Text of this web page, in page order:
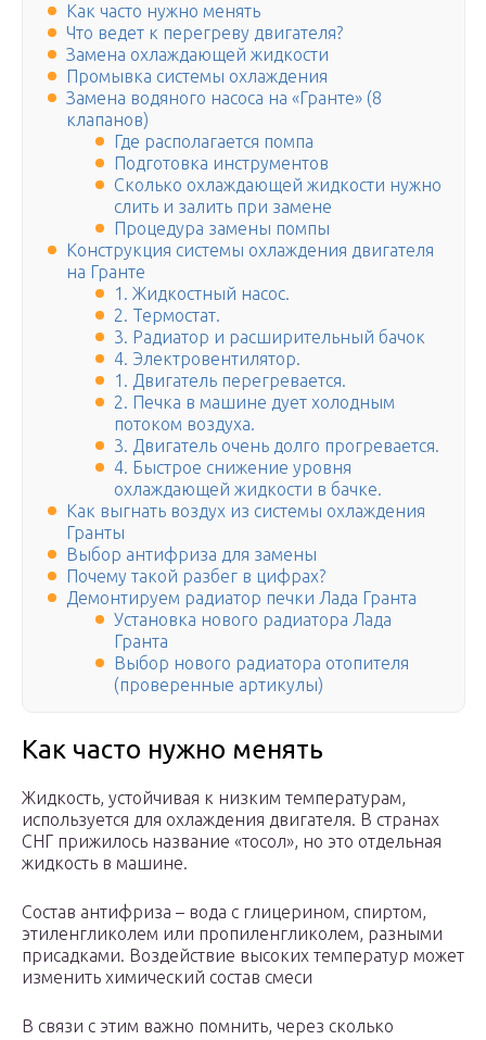
Как часто нужно менять
Что ведет к перегреву двигателя?
Замена охлаждающей жидкости
Промывка системы охлаждения
Замена водяного насоса на «Гранте» (8
клапанов)
Где располагается помпа
Подготовка инструментов
Сколько охлаждающей жидкости нужно
слить и залить при замене
Процедура замены помпы
Конструкция системы охлаждения двигателя
на Гранте
1. Жидкостный насос.
2. Термостат.
3. Радиатор и расширительный бачок
4. Электровентилятор.
1. Двигатель перегревается.
2. Печка в машине дует холодным
потоком воздуха.
3. Двигатель очень долго прогревается.
4. Быстрое снижение уровня
охлаждающей жидкости в бачке.
Как выгнать воздух из системы охлаждения
Гранты
Выбор антифриза для замены
Почему такой разбег в цифрах?
Демонтируем радиатор печки Лада Гранта
Установка нового радиатора Лада
Гранта
Выбор нового радиатора отопителя
(проверенные артикулы)
Как часто нужно менять
Жидкость, устойчивая к низким температурам,
используется для охлаждения двигателя. В странах
СНГ прижилось название «тосол», но это отдельная
жидкость в машине.
Состав антифриза – вода с глицерином, спиртом,
этиленгликолем или пропиленгликолем, разными
присадками. Воздействие высоких температур может
изменить химический состав смеси
В связи с этим важно помнить, через сколько